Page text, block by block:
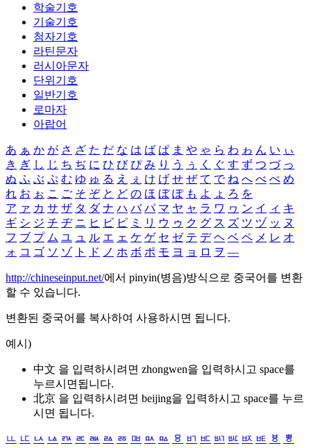
학술기호
기술기호
첨자기호
라틴문자
러시아문자
단위기호
일반기호
로마자
아랍어
あ ぁ か が さ ざ た だ な は ば ぱ ま や ゃ ら わ ゎ ん い ぃ
き ぎ し じ ち ぢ に ひ び ぴ み り う ぅ く ぐ す ず つ づ っ
ぬ ふ ぶ ぷ む ゆ ゅ る え ぇ け げ せ ぜ て で ね へ べ ぺ め
れ お ぉ こ ご そ ぞ と ど の ほ ぼ ぽ も よ ょ ろ を
ア ァ カ サ ザ タ ダ ナ ハ バ パ マ ヤ ャ ラ ワ ヮ ン イ ィ キ
ギ シ ジ チ ヂ ニ ヒ ビ ピ ミ リ ウ ゥ ク グ ス ズ ツ ヅ ッ ヌ
フ ブ プ ム ユ ュ ル エ ェ ケ ゲ セ ゼ テ デ ヘ ベ ペ メ レ オ
ォ コ ゴ ソ ゾ ト ド ノ ホ ボ ポ モ ヨ ョ ロ ヲ ―
http://chineseinput.net/에서 pinyin(병음)방식으로 중국어를 변환
할 수 있습니다.
변환된 중국어를 복사하여 사용하시면 됩니다.
예시)
中文 을 입력하시려면 zhongwen을 입력하시고 space를
누르시면됩니다.
北京 을 입력하시려면 beijing을 입력하시고 space를 누르
시면 됩니다.
ㅥ ㅦ ㅧ ㅨ ㅩ ㅪ ㅫ ㅬ ㅭ ㅮ ㅯ ㅰ ㅱ ㅲ ㅳ ㅴ ㅵ ㅶ ㅷ ㅸ
ㅹ